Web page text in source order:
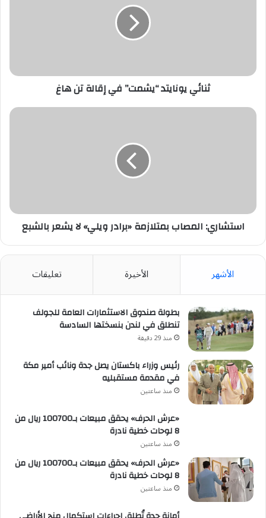
ثنائي يونايتد “يشمت” في إقالة تن هاغ
استشاري:
استشاري: المصاب بمتلازمة «برادر ويلي» لا يشعر بالشبع
الأشهر الأخيرة تعليقات
بطولة صندوق الاستثمارات العامة للجولف
تنطلق في لندن بنسختها السادسة
منذ 29 دقيقة
رئيس وزراء باكستان يصل جدة ونائب أمير مكة
في مقدمة مستقبليه
منذ ساعتين
«عرش الحرف» يحقق مبيعات بـ100700 ريال من
8 لوحات خطية نادرة
منذ ساعتين
«عرش الحرف» يحقق مبيعات بـ100700 ريال من
8 لوحات خطية نادرة
منذ ساعتين